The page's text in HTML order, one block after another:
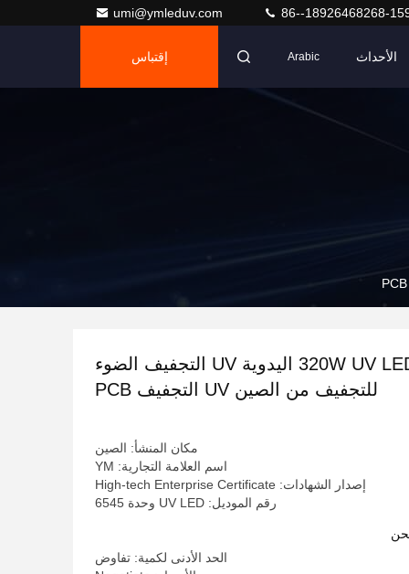
umi@ymleduv.com 86--18926468268-
الأحداث Arabic إقتباس
320W UV LED Module اليدوية UV التجفيف الضوء
للتجفيف من الصين UV التجفيف PCB
مكان المنشأ: الصين
اسم العلامة التجارية: YM
إصدار الشهادات: High-tech Enterprise Certificate
رقم الموديل: UV LED وحدة 6545
الحد الأدنى لكمية: تفاوض